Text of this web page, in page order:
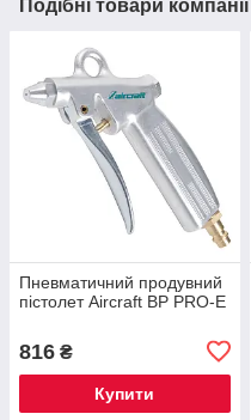
Подібні товари компанії
Пневматичний продувний
пістолет Aircraft BP PRO-E
816 ₴
Купити